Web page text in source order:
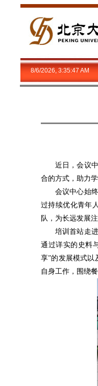
8/6/2026, 3:35:47 AM
近日，会议
合的方式，助力
会议中心始
过持续优化青年
队，为长远发展注
培训首站走
通过详实的史料
享”的发展模式以
自身工作，围绕